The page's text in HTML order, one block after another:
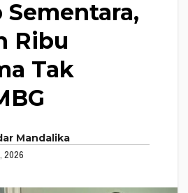
Ribu
Tak
Mandalika
2026